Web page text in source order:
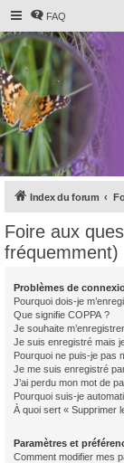
FAQ
Index du forum
Foire aux
fréquemment)
Problèmes de
Pourquoi dois-je
Que signifie COPPA ?
Je souhaite
Je suis enregistré mais
Pourquoi ne puis-je pas
Je me suis enregistré
J’ai perdu mon mot de
Pourquoi suis-je
À quoi sert « Supprimer
Paramètres et
Comment modifier mes